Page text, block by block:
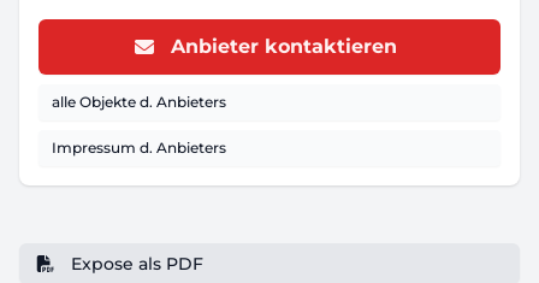
Anbieter kontaktieren
alle Objekte d. Anbieters
Impressum d. Anbieters
Expose als PDF